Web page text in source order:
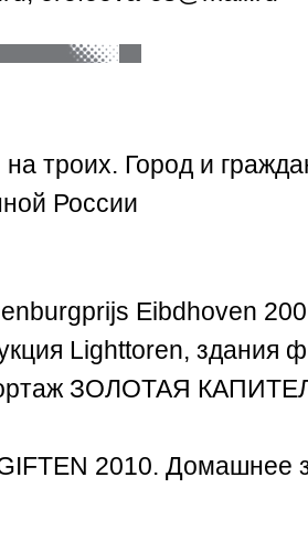
троих. Город и
России
Eibdhoven
Lighttoren, здания
ЗОЛОТАЯ
2010. Домашнее